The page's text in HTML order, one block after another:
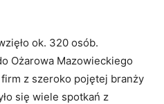
ok. 320 osób.
Ożarowa Mazowieckiego
z szeroko pojętej branży
się wiele spotkań z